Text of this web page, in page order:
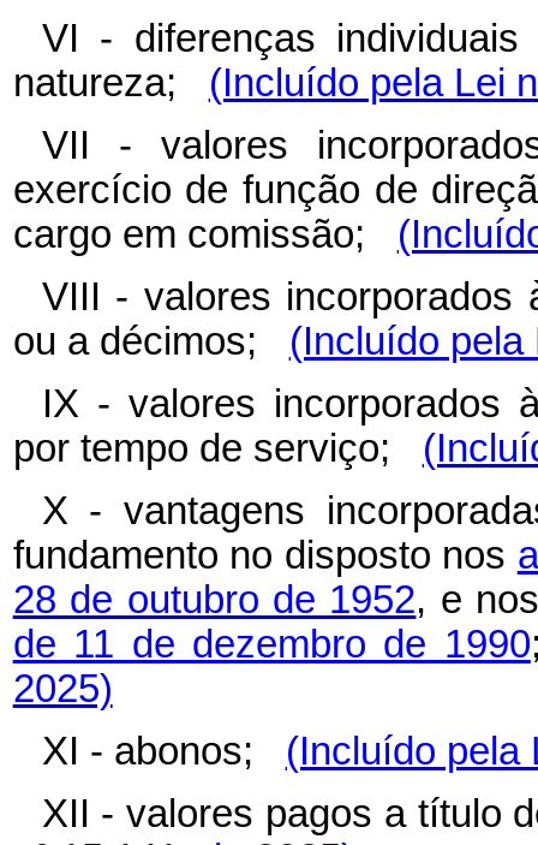
VI - diferenças
natureza; (Incluído pela Lei
VII - valores
exercício de função de
cargo em comissão;
VIII - valores incorporados
ou a décimos; (Incluído pela
IX - valores incorporados
por tempo de serviço;
X - vantagens
fundamento no disposto nos
28 de outubro de 1952, e
de 11 de dezembro de 1990
2025)
XI - abonos; (Incluído pela
XII - valores pagos a título